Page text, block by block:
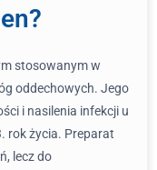
stosowanym w
oddechowych. Jego
i nasilenia infekcji u
rok życia. Preparat
lecz do